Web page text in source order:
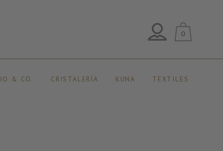
0
& CO. CRISTALERÍA KUNA TEXTILES